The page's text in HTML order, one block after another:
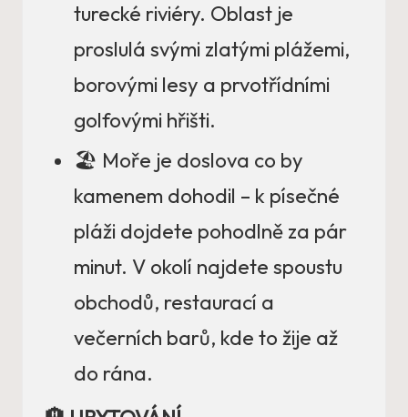
turecké riviéry. Oblast je
proslulá svými zlatými plážemi,
borovými lesy a prvotřídními
golfovými hřišti.
🏖️ Moře je doslova co by
kamenem dohodil – k písečné
pláži dojdete pohodlně za pár
minut. V okolí najdete spoustu
obchodů, restaurací a
večerních barů, kde to žije až
do rána.